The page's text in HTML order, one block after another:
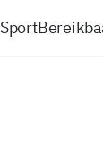
Sport